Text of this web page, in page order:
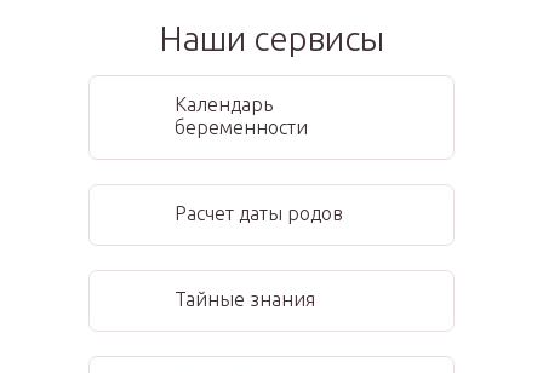
Наши сервисы
Календарь
беременности
Расчет даты родов
Тайные знания